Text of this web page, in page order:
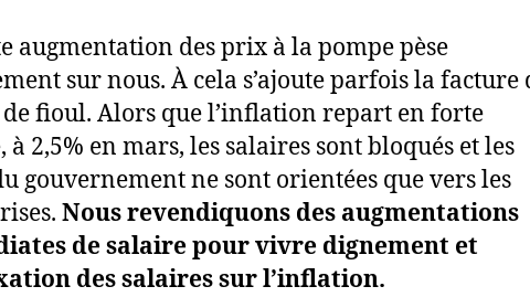
augmentation des prix à la pompe pèse
sur nous. À cela s’ajoute parfois la facture
de fioul. Alors que l’inflation repart en forte
à 2,5% en mars, les salaires sont bloqués et les
gouvernement ne sont orientées que vers les
Nous revendiquons des augmentations
de salaire pour vivre dignement et
des salaires sur l’inflation.